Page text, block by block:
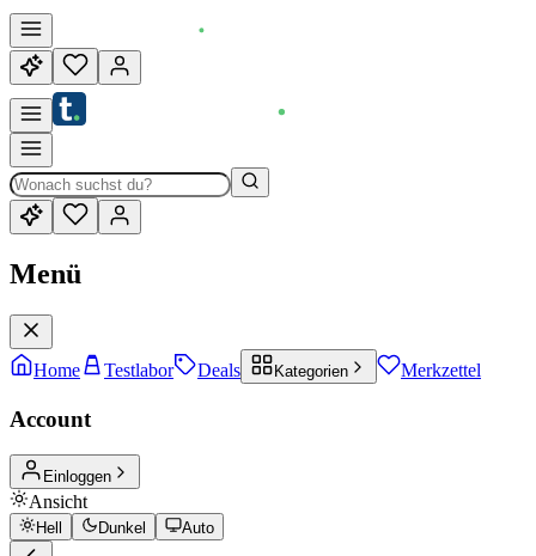
Menü
Home Testlabor Deals Kategorien Merkzettel
Account
Einloggen
Ansicht
Hell Dunkel Auto